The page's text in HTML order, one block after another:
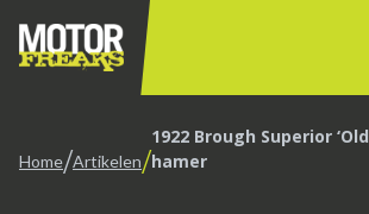
Home/Artikelen/1922 Brough Superior
hamer